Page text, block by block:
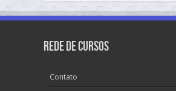
Rede de Cursos
Contato